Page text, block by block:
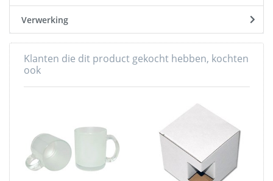
Verwerking
Klanten die dit product gekocht hebben, kochten
ook